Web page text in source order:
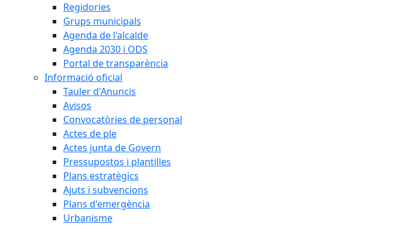
Regidories
Grups municipals
Agenda de l'alcalde
Agenda 2030 i ODS
Portal de transparència
Informació oficial
Tauler d'Anuncis
Avisos
Convocatòries de personal
Actes de ple
Actes junta de Govern
Pressupostos i plantilles
Plans estratègics
Ajuts i subvencions
Plans d'emergència
Urbanisme